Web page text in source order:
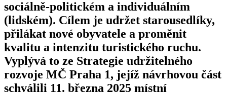
sociálně-politickém a individuálním
(lidském). Cílem je udržet starousedlíky,
přilákat nové obyvatele a proměnit
kvalitu a intenzitu turistického ruchu.
Vyplývá to ze Strategie udržitelného
rozvoje MČ Praha 1, jejíž návrhovou část
schválili 11. března 2025 místní